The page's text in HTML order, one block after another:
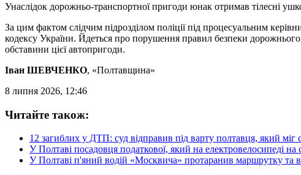
Унаслідок дорожньо-транспортної пригоди юнак отримав тілесні
За цим фактом слідчим підрозділом поліції під процесуальним
кодексу України. Йдеться про порушення правил безпеки
обставини цієї автопригоди.
Іван ШЕВЧЕНКО, «Полтавщина»
8 липня 2026, 12:46
Читайте також:
12 загиблих у ДТП: суд відправив під варту полтавця, який
У Полтаві посадовця податкової, який на електровелосипеді
У Полтаві п'яний водій «Москвича» протаранив маршрутку та